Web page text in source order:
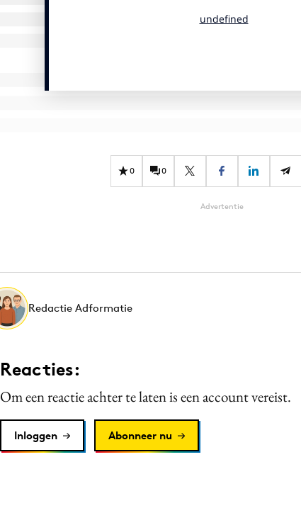
0 0
Advertentie
Redactie Adformatie
Reacties:
Om een reactie achter te laten is een account vereist.
Inloggen Abonneer nu